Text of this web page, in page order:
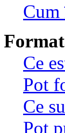
Cum
Ce
Pot
Ce
Pot